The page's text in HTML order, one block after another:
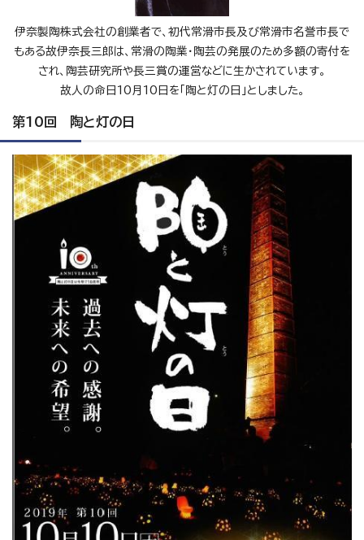
伊奈製陶株式会社の創業者で、初代常滑市長及び常滑市名誉市長で
もある故伊奈長三郎は、常滑の陶業・陶芸の発展のため多額の寄付を
され、陶芸研究所や長三賞の運営などに生かされています。
故人の命日10月10日を「陶と灯の日」としました。
第10回 陶と灯の日